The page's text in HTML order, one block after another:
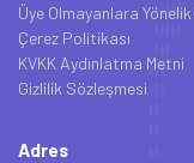
Üye Olmayanlara
Çerez Politikası
KVKK Aydınlatma Metni
Gizlilik Sözleşmesi
Adres